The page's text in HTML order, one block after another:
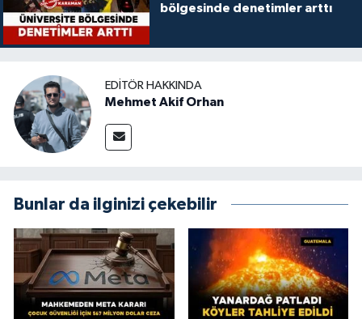
bölgesinde denetimler arttı
EDITÖR HAKKINDA
Mehmet Akif Orhan
Bunlar da ilginizi çekebilir